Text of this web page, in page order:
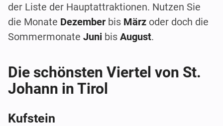
der Liste der Hauptattraktionen. Nutzen Sie
die Monate Dezember bis März oder doch die
Sommermonate Juni bis August.
Die schönsten Viertel von St.
Johann in Tirol
Kufstein